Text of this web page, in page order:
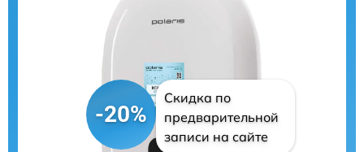
-20%
Скидка по
предварительной
записи на сайте